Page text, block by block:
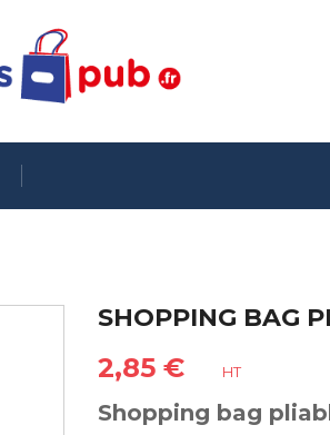
SHOPPING BAG
2,85 € HT
Shopping bag